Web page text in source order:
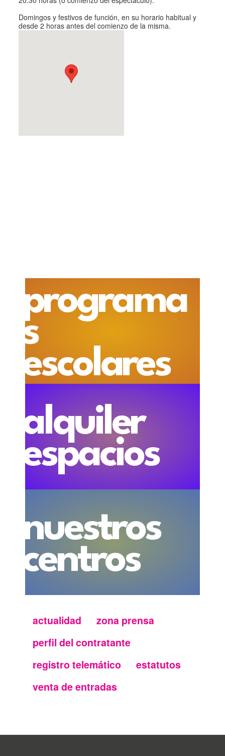
Domingos y festivos de función, en su horario habitual y
desde 2 horas antes del comienzo de la misma.
programa
s
escolares
alquiler
espacios
nuestros
centros
secundario
FMC
actualidad
zona prensa
perfil del contratante
registro telemático
estatutos
venta de entradas